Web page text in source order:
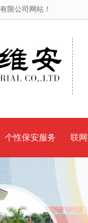
限公司网站！
个性保安服务 联